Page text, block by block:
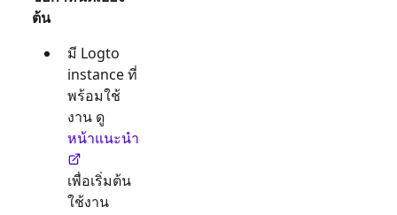
ต้น
มี Logto
instance ที่
พร้อมใช้
งาน ดู
หน้าแนะนำ
เพื่อเริ่มต้น
ใช้งาน